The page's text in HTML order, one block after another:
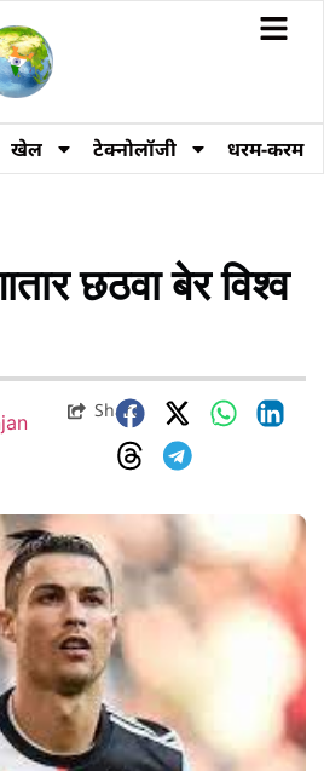
खेल टेक्नोलॉजी धरम-करम
छठवा बेर विश्व
Share